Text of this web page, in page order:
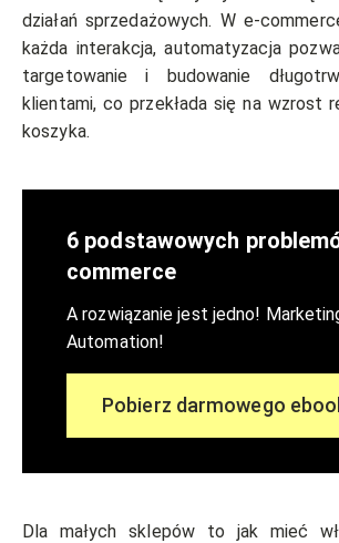
działań sprzedażowych. W e-
każda interakcja, automatyzacja
targetowanie i budowanie
klientami, co przekłada się na wzrost
koszyka.
6 podstawowych
commerce
A rozwiązanie jest jedno!
Automation!
Pobierz darmowego
Dla małych sklepów to jak mieć